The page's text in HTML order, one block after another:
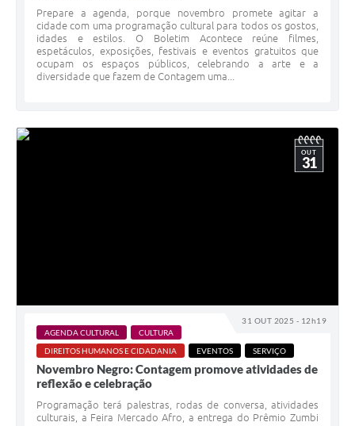
Prepare a agenda, porque novembro promete agitar a
cidade com uma programação cultural para todos os gostos,
idades e estilos. O Boletim Acontece reúne filmes,
espetáculos, exposições, festivais e eventos gratuitos que
ocupam os espaços públicos, celebrando a arte e a
diversidade que fazem de Contagem uma...
31 OUT 2025 - 12h19
OUT
31
AGENDA CULTURAL
CULTURA
DIREITOS HUMANOS E CIDADANIA
EVENTOS SERVIÇO
Novembro Negro: Contagem promove atividades de
reflexão e celebração
Programação terá palestras, rodas de conversa, atividades
culturais, a Feira Mercado Afro, a entrega do Prêmio Zumbi